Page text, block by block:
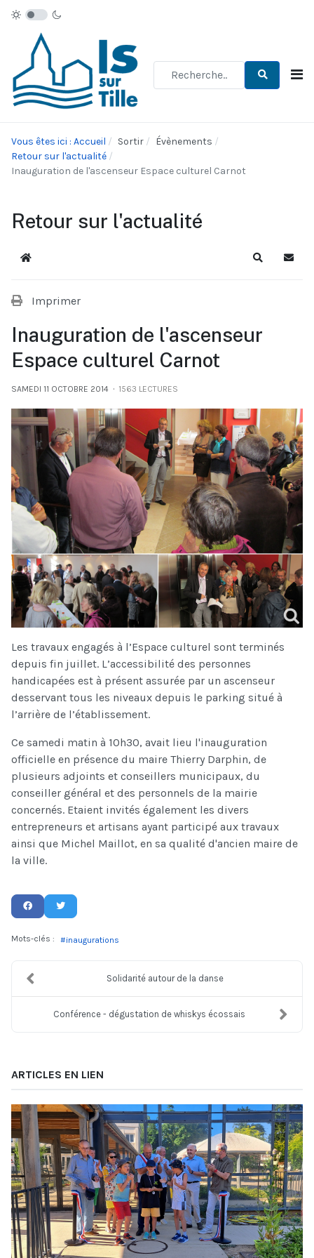
Vous êtes ici : Accueil Sortir
Évènements
Retour sur l'actualité
Inauguration de l'ascenseur Espace culturel Carnot
Retour sur l'actualité
Accueil Recherche
Imprimer
Inauguration de l'ascenseur
Espace culturel Carnot
SAMEDI 11 OCTOBRE 2014 1563 LECTURES
Les travaux engagés à l’Espace culturel sont terminés
depuis fin juillet. L’accessibilité des personnes
handicapées est à présent assurée par un ascenseur
desservant tous les niveaux depuis le parking situé à
l’arrière de l’établissement.
Ce samedi matin à 10h30, avait lieu l'inauguration
officielle en présence du maire Thierry Darphin, de
plusieurs adjoints et conseillers municipaux, du
conseiller général et des personnels de la mairie
concernés. Etaient invités également les divers
entrepreneurs et artisans ayant participé aux travaux
ainsi que Michel Maillot, en sa qualité d'ancien maire de
la ville.
Mots-clés : inaugurations
Solidarité autour de la danse
Conférence - dégustation de whiskys écossais
ARTICLES EN LIEN